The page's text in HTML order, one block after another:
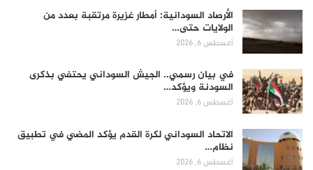
الأرصاد السودانية: أمطار غزيرة مرتقبة بعدد من
الولايات حتى…
أغسطس 6, 2026
في بيان رسمي.. الجيش السوداني يحتفي بذكرى
السودنة ويؤكد…
أغسطس 6, 2026
الاتحاد السوداني لكرة القدم يؤكد المضي في تطبيق
نظام…
أغسطس 6, 2026